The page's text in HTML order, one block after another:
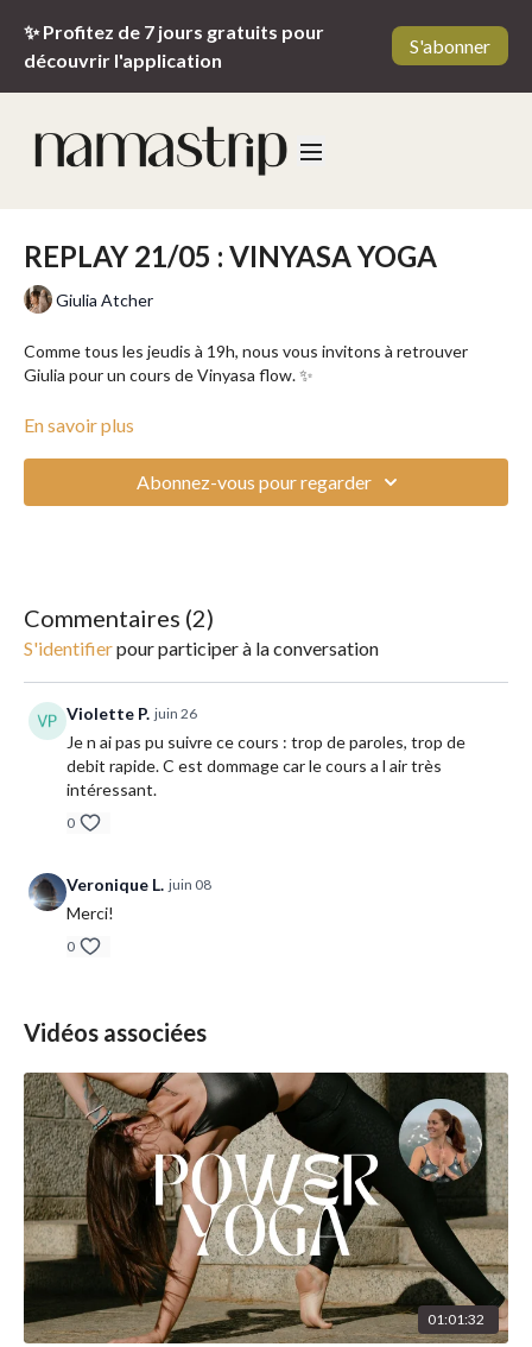
✨ Profitez de 7 jours gratuits pour
découvrir l'application
S'abonner
REPLAY 21/05 : VINYASA YOGA
Giulia Atcher
Comme tous les jeudis à 19h, nous vous invitons à retrouver
Giulia pour un cours de Vinyasa flow. ✨
LeVinyasa Yoga
. Il offre un bon équilibre entre renforcement
améliore la
l’endurance grâce à des enchaînements dynamiques
synchronisés avec la respiration. Il aide àréduire le stressen
favorisant la concentration et la présence mentale. Cette
pratique fluide permet aussi de
et émotionnelles, tout en renforçant l'équilibre corps-esprit.
Replay disponible dans les 72h après le live.
En savoir plus
Abonnez-vous pour regarder
Commentaires (2)
S'identifierpour participer à la conversation
Violette P. juin 26
Je n ai pas pu suivre ce cours : trop de paroles, trop de
debit rapide. C est dommage car le cours a l air très
intéressant.
0
Veronique L. juin 08
Merci!
0
Vidéos associées
01:01:32